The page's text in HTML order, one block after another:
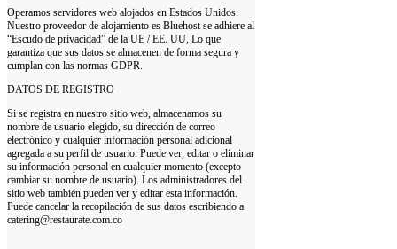
Operamos servidores web alojados en Estados Unidos.
Nuestro proveedor de alojamiento es Bluehost se adhiere al
“Escudo de privacidad” de la UE / EE. UU, Lo que
garantiza que sus datos se almacenen de forma segura y
cumplan con las normas GDPR.
DATOS DE REGISTRO
Si se registra en nuestro sitio web, almacenamos su
nombre de usuario elegido, su dirección de correo
electrónico y cualquier información personal adicional
agregada a su perfil de usuario. Puede ver, editar o eliminar
su información personal en cualquier momento (excepto
cambiar su nombre de usuario). Los administradores del
sitio web también pueden ver y editar esta información.
Puede cancelar la recopilación de sus datos escribiendo a
catering@restaurate.com.co